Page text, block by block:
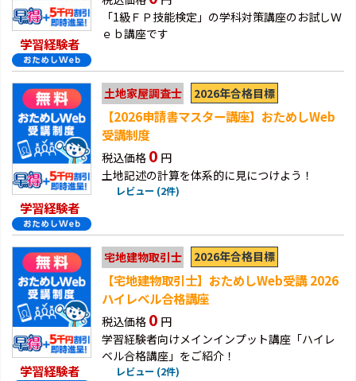
学習経験者
「1級ＦＰ技能検定」の学科対策講座のお試しＷ
ｅｂ講座です
学習経験者
土地家屋調査士 2026年合格目標
【2026申請書マスター講座】おためしWeb
受講制度
税込価格 0 円
土地記述の計算を体系的に見につけよう！
レビュー (2件)
学習経験者
宅地建物取引士 2026年合格目標
【宅地建物取引士】おためしWeb受講 2026
ハイレベル合格講座
税込価格 0 円
学習経験者向けメインインプット講座「ハイレ
ベル合格講座」をご紹介！
レビュー (2件)